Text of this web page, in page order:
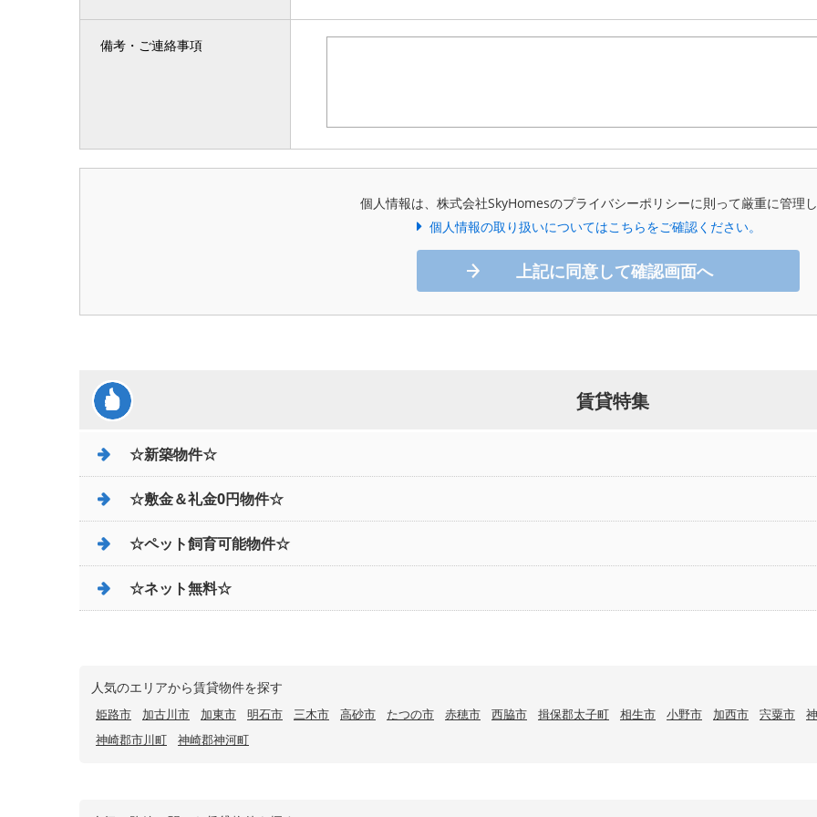
備考・ご連絡事項
個人情報は、株式会社SkyHomesのプライバシーポリシーに則って厳重に管理
個人情報の取り扱いについてはこちらをご確認ください。
上記に同意して確認画面へ
賃貸特集
☆新築物件☆
☆敷金＆礼金0円物件☆
☆ペット飼育可能物件☆
☆ネット無料☆
人気のエリアから賃貸物件を探す
姫路市 加古川市 加東市 明石市 三木市 高砂市 たつの市 赤穂市 西脇市 揖保郡太子町 相生市 小野市 加西市 宍粟市
神崎郡市川町
神崎郡神河町